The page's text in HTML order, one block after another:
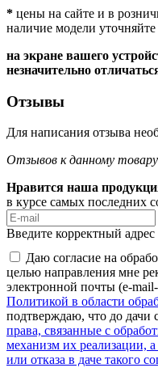
* цены на сайте и в
наличие модели
на экране вашего
незначительно
Отзывы
Для написания отзыва
Отзывов к данному
Нравится наша
в курсе самых последних
Введите корректный адрес
Даю согласие на
целью направления мне
электронной почты (e-
Политикой в области
подтверждаю, что до дачи
права, связанные с
механизм их реализации, а
или отказа в даче такого